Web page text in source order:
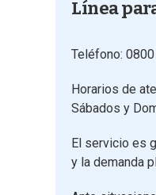
Línea
Teléfono:
Horarios de
Sábados y
El servicio es
y la demanda